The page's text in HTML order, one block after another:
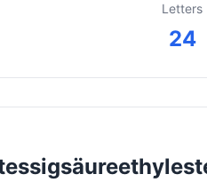
Letters
24